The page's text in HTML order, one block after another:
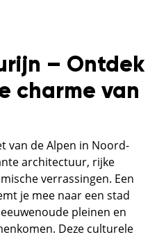
– Ontdek
charme van
van de Alpen in Noord-
architectuur, rijke
verrassingen. Een
je mee naar een stad
pleinen en
Deze culturele